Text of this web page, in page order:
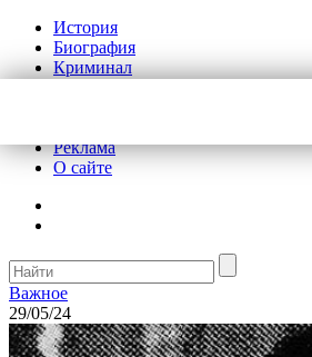
История
Биография
Криминал
Реклама
О сайте
Важное
29/05/24